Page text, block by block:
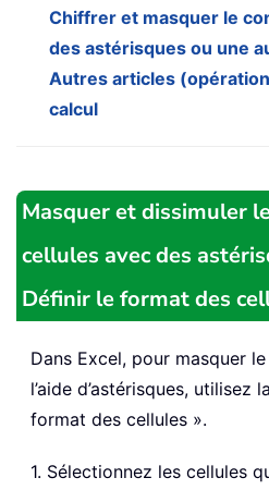
Chiffrer et masquer le
des astérisques ou une
Autres articles
calcul
Masquer et dissimuler
cellules avec des
Définir le format des
Dans Excel, pour masquer
l’aide d’astérisques,
format des cellules ».
1. Sélectionnez les cellules